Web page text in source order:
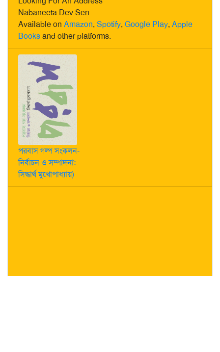
Nabaneeta Dev Sen
Available on Amazon, Spotify, Google Play, Apple
Booksand other platforms.
পরবাস গল্প সংকলন-
নির্বাচন ও সম্পাদনা:
সিদ্ধার্থ মুখোপাধ্যায়)